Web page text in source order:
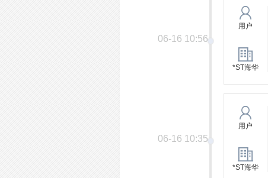
06-16 10:56
用户
*ST海华
06-16 10:35
用户
*ST海华